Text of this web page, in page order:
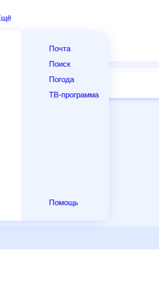
Ещё
Почта
Поиск
Погода
ТВ-программа
Помощь
Выходные